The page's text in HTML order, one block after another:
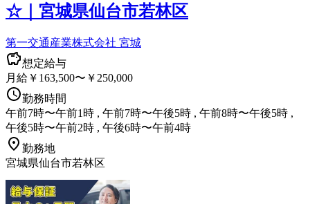
☆｜宮城県仙台市若林区
第一交通産業株式会社 宮城
想定給与
月給￥163,500〜￥250,000
勤務時間
午前7時〜午前1時 , 午前7時〜午後5時 , 午前8時〜午後5時 ,
午後5時〜午前2時 , 午後6時〜午前4時
勤務地
宮城県仙台市若林区